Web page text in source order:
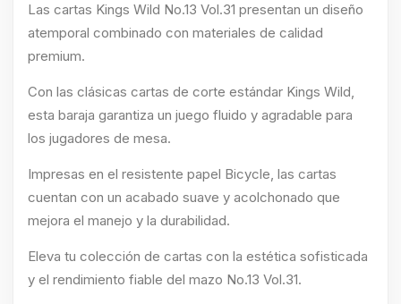
Las cartas Kings Wild No.13 Vol.31 presentan un diseño
atemporal combinado con materiales de calidad
premium.
Con las clásicas cartas de corte estándar Kings Wild,
esta baraja garantiza un juego fluido y agradable para
los jugadores de mesa.
Impresas en el resistente papel Bicycle, las cartas
cuentan con un acabado suave y acolchonado que
mejora el manejo y la durabilidad.
Eleva tu colección de cartas con la estética sofisticada
y el rendimiento fiable del mazo No.13 Vol.31.